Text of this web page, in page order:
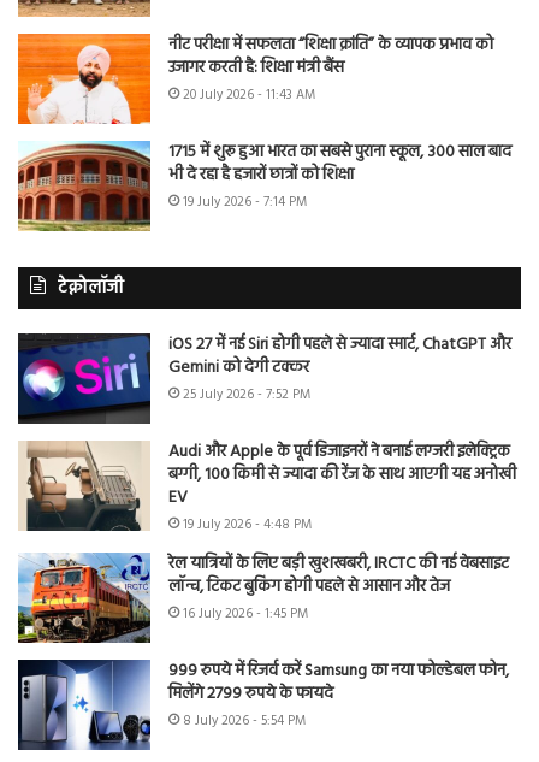
नीट परीक्षा में सफलता “शिक्षा क्रांति” के व्यापक प्रभाव को
उजागर करती है: शिक्षा मंत्री बैंस
20 July 2026 - 11:43 AM
1715 में शुरू हुआ भारत का सबसे पुराना स्कूल, 300 साल बाद
भी दे रहा है हजारों छात्रों को शिक्षा
19 July 2026 - 7:14 PM
टेक्नोलॉजी
iOS 27 में नई Siri होगी पहले से ज्यादा स्मार्ट, ChatGPT और
Gemini को देगी टक्कर
25 July 2026 - 7:52 PM
Audi और Apple के पूर्व डिजाइनरों ने बनाई लग्जरी इलेक्ट्रिक
बग्गी, 100 किमी से ज्यादा की रेंज के साथ आएगी यह अनोखी
EV
19 July 2026 - 4:48 PM
रेल यात्रियों के लिए बड़ी खुशखबरी, IRCTC की नई वेबसाइट
लॉन्च, टिकट बुकिंग होगी पहले से आसान और तेज
16 July 2026 - 1:45 PM
999 रुपये में रिजर्व करें Samsung का नया फोल्डेबल फोन,
मिलेंगे 2799 रुपये के फायदे
8 July 2026 - 5:54 PM